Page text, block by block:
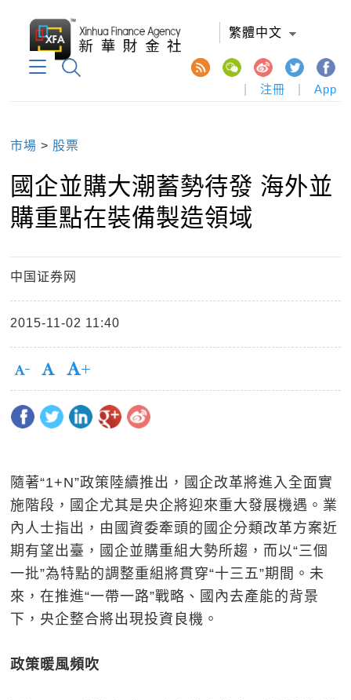
繁體中文
注冊 App
市場 > 股票
國企並購大潮蓄勢待發 海外並
購重點在裝備製造領域
中国证券网
2015-11-02 11:40
隨著“1+N”政策陸續推出，國企改革將進入全面實
施階段，國企尤其是央企將迎來重大發展機遇。業
內人士指出，由國資委牽頭的國企分類改革方案近
期有望出臺，國企並購重組大勢所趨，而以“三個
一批”為特點的調整重組將貫穿“十三五”期間。未
來，在推進“一帶一路”戰略、國內去產能的背景
下，央企整合將出現投資良機。
政策暖風頻吹